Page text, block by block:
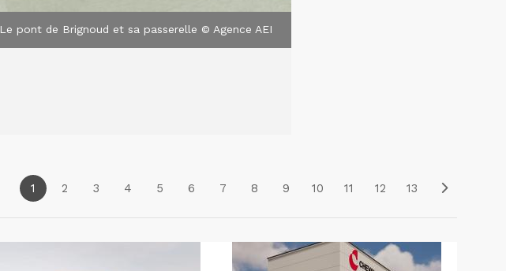
Le pont de Brignoud et sa passerelle © Agence AEI
1 2 3 4 5 6 7 8 9 10 11 12 13